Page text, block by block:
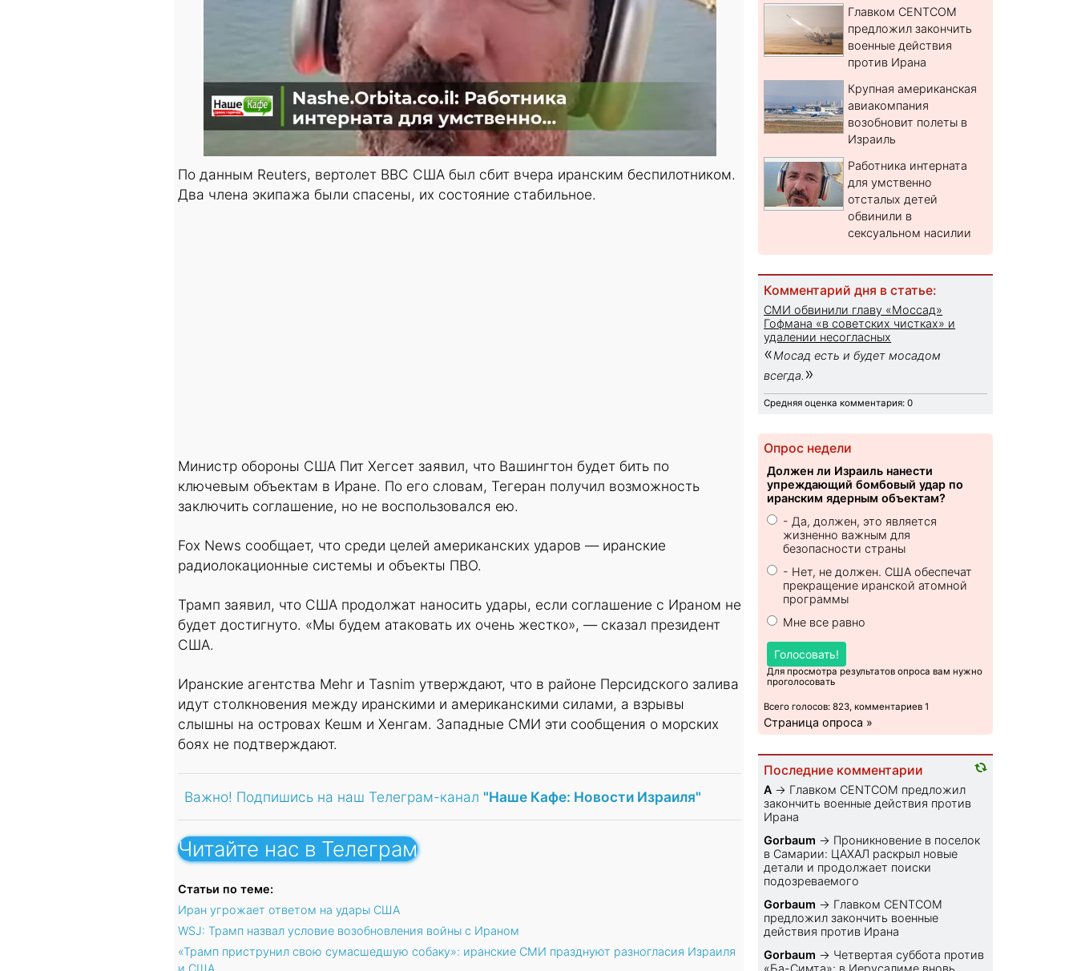
По данным Reuters, вертолет ВВС США был сбит вчера иранским беспилотником.
Два члена экипажа были спасены, их состояние стабильное.
Министр обороны США Пит Хегсет заявил, что Вашингтон будет бить по
ключевым объектам в Иране. По его словам, Тегеран получил возможность
заключить соглашение, но не воспользовался ею.
Fox News сообщает, что среди целей американских ударов — иранские
радиолокационные системы и объекты ПВО.
Трамп заявил, что США продолжат наносить удары, если соглашение с Ираном не
будет достигнуто. «Мы будем атаковать их очень жестко», — сказал президент
США.
Иранские агентства Mehr и Tasnim утверждают, что в районе Персидского залива
идут столкновения между иранскими и американскими силами, а взрывы
слышны на островах Кешм и Хенгам. Западные СМИ эти сообщения о морских
боях не подтверждают.
Важно! Подпишись на наш Телеграм-канал "Наше Кафе: Новости Израиля"
Читайте нас в Телеграм
Статьи по теме:
Иран угрожает ответом на удары США
WSJ: Трамп назвал условие возобновления войны с Ираном
«Трамп приструнил свою сумасшедшую собаку»: иранские СМИ празднуют разногласия Израиля
Главком CENTCOM
предложил закончить
военные действия
против Ирана
Крупная американская
авиакомпания
возобновит полеты в
Израиль
Работника интерната
для умственно
отсталых детей
обвинили в
сексуальном насилии
Комментарий дня в статье:
СМИ обвинили главу «Моссад»
Гофмана «в советских чистках» и
удалении несогласных
«Мосад есть и будет мосадом
всегда. »
Средняя оценка комментария: 0
Опрос недели
Должен ли Израиль нанести
упреждающий бомбовый удар по
иранским ядерным объектам?
- Да, должен, это является
жизненно важным для
безопасности страны
- Нет, не должен. США обеспечат
прекращение иранской атомной
программы
Мне все равно
Голосовать!
Для просмотра результатов опроса вам нужно
проголосовать
Всего голосов: 823, комментариев 1
Страница опроса »
Последние комментарии
A → Главком CENTCOM предложил
закончить военные действия против
Ирана
Gorbaum → Проникновение в поселок
в Самарии: ЦАХАЛ раскрыл новые
детали и продолжает поиски
подозреваемого
Gorbaum → Главком CENTCOM
предложил закончить военные
действия против Ирана
Gorbaum → Четвертая суббота против